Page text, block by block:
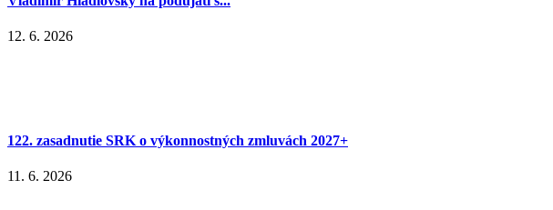
12. 6. 2026
122. zasadnutie SRK o výkonnostných zmluvách 2027+
11. 6. 2026